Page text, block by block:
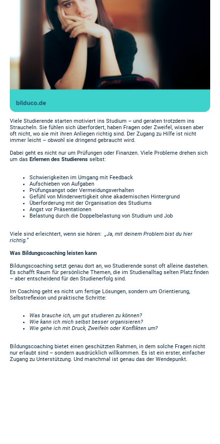
Viele Studierende starten motiviert ins Studium – und geraten trotzdem ins
Straucheln. Sie fühlen sich überfordert, haben Fragen oder Zweifel, wissen aber
oft nicht, wo sie mit ihren Anliegen richtig sind. Der Zugang zu Hilfe ist nicht
immer leicht – obwohl sie dringend gebraucht wird.
Dabei geht es nicht nur um Prüfungen oder Finanzen. Viele Probleme drehen sich
um das Erlernen des Studierens selbst:
Schwierigkeiten im Umgang mit Feedback
Aufschieben von Aufgaben
Prüfungsangst oder Vermeidungsverhalten
Gefühl von Minderwertigkeit ohne akademischen Hintergrund
Überforderung mit der Organisation des Studiums
Angst vor Präsentationen
Belastung durch die Doppelbelastung von Studium und Job
Viele sind erleichtert, wenn sie hören: „Ja, mit deinem Problem bist du hier
richtig.“
Was Bildungscoaching leisten kann
Bildungscoaching setzt genau dort an, wo Studierende sonst oft alleine dastehen.
Es schafft Raum für persönliche Themen, die im Studienalltag selten Platz finden
– aber entscheidend für den Studienerfolg sind.
Im Coaching geht es nicht um fertige Lösungen, sondern um Orientierung,
Selbstreflexion und praktische Schritte:
Was brauche ich, um gut studieren zu können?
Wie kann ich mich selbst besser organisieren?
Wie gehe ich mit Druck, Zweifeln oder Konflikten um?
Bildungscoaching bietet einen geschützten Rahmen, in dem solche Fragen nicht
nur erlaubt sind – sondern ausdrücklich willkommen. Es ist ein erster, einfacher
Zugang zu Unterstützung. Und manchmal ist genau das der Wendepunkt.